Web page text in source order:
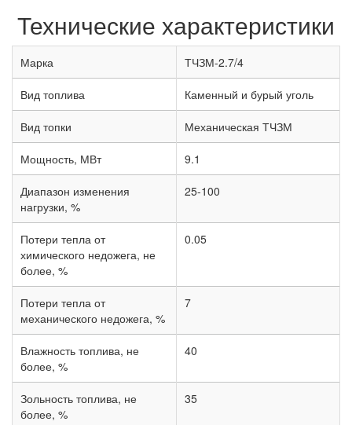
Технические характеристики
Марка ТЧЗМ-2.7/4
Вид топлива Каменный и бурый уголь
Вид топки Механическая ТЧЗМ
Мощность, МВт 9.1
Диапазон изменения
нагрузки, %
25-100
Потери тепла от
химического недожега, не
более, %
0.05
Потери тепла от
механического недожега, %
7
Влажность топлива, не
более, %
40
Зольность топлива, не
более, %
35